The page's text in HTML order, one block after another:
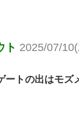
ト 2025/07/
ートの出はモズ